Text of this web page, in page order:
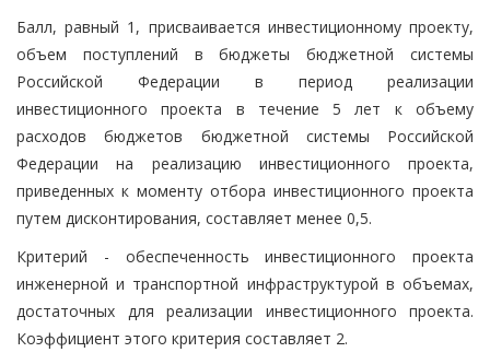
Балл, равный 1, присваивается инвестиционному проекту,
объем поступлений в бюджеты бюджетной системы
Российской Федерации в период реализации
инвестиционного проекта в течение 5 лет к объему
расходов бюджетов бюджетной системы Российской
Федерации на реализацию инвестиционного проекта,
приведенных к моменту отбора инвестиционного проекта
путем дисконтирования, составляет менее 0,5.
Критерий - обеспеченность инвестиционного проекта
инженерной и транспортной инфраструктурой в объемах,
достаточных для реализации инвестиционного проекта.
Коэффициент этого критерия составляет 2.